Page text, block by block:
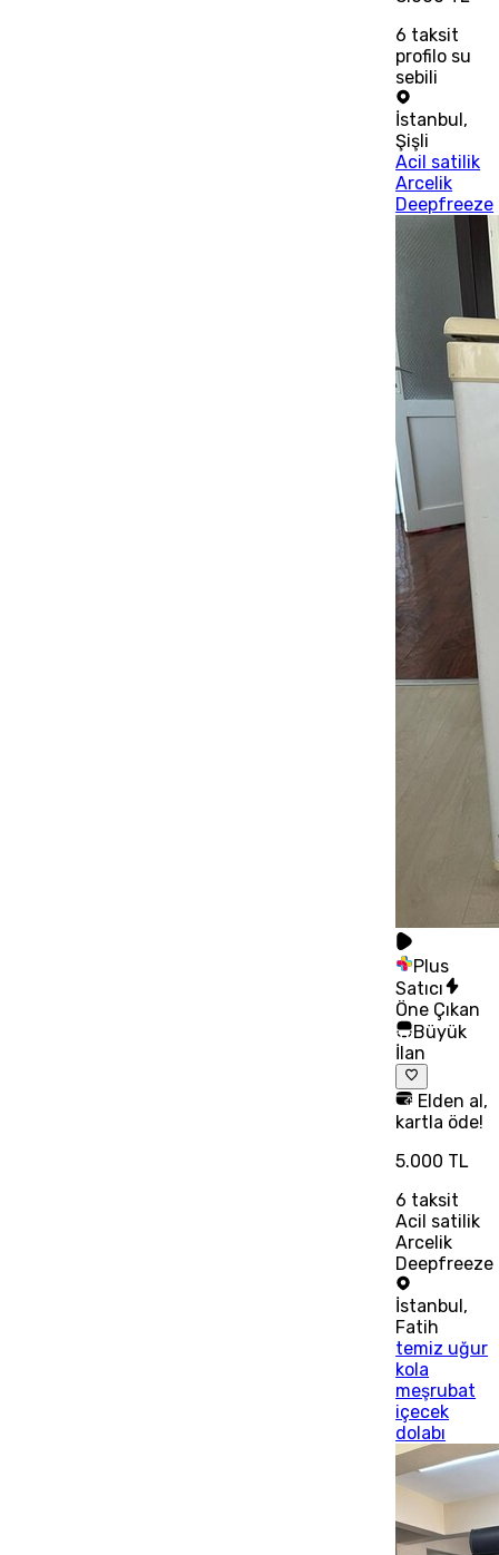
6 taksit
profilo su
sebili
İstanbul ,
Şişli
Acil satilik
Arcelik
Deepfreeze
Plus
Satıcı
Öne Çıkan
Büyük
İlan
Elden al,
kartla öde!
5.000 TL
6 taksit
Acil satilik
Arcelik
Deepfreeze
İstanbul,
Fatih
temiz uğur
kola
meşrubat
içecek
dolabı